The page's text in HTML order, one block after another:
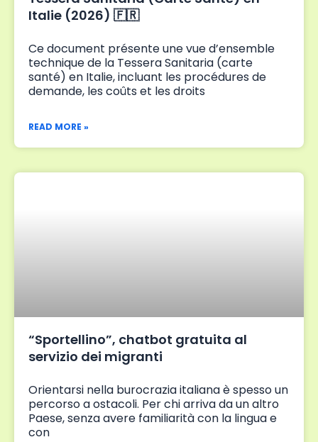
Italie (2026) 🇫🇷
Ce document présente une vue d’ensemble
technique de la Tessera Sanitaria (carte
santé) en Italie, incluant les procédures de
demande, les coûts et les droits
READ MORE »
“Sportellino”, chatbot gratuita al
servizio dei migranti
Orientarsi nella burocrazia italiana è spesso un
percorso a ostacoli. Per chi arriva da un altro
Paese, senza avere familiarità con la lingua e
con